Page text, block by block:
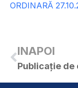
ORDINARĂ
INAPOI